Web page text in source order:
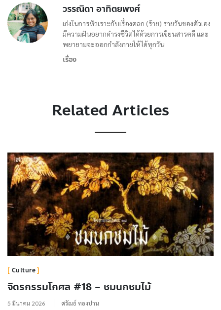
วรรณิดา อาทิตยพงศ์
เก่งในการหัวเราะกับเรื่องตลก (ร้าย) รายวันของตัวเอง
มีความฝันอยากดำรงชีวิตได้ด้วยการเขียนสารคดี และ
พยายามจะออกกำลังกายให้ได้ทุกวัน
เรื่อง
Related Articles
Culture
จิตรกรรมโกศล #18 – ชมนกชมไม้
5 มีนาคม 2026 ศรัณย์ ทองปาน